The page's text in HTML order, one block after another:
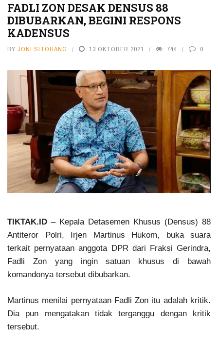
FADLI ZON DESAK DENSUS 88
DIBUBARKAN, BEGINI RESPONS
KADENSUS
BY JONI SITOHANG 13 OKTOBER 2021 744 0
TIKTAK.ID – Kepala Detasemen Khusus (Densus) 88
Antiteror Polri, Irjen Martinus Hukom, buka suara
terkait pernyataan anggota DPR dari Fraksi Gerindra,
Fadli Zon yang ingin satuan khusus di bawah
komandonya tersebut dibubarkan.
Martinus menilai pernyataan Fadli Zon itu adalah kritik.
Dia pun mengatakan tidak terganggu dengan kritik
tersebut.